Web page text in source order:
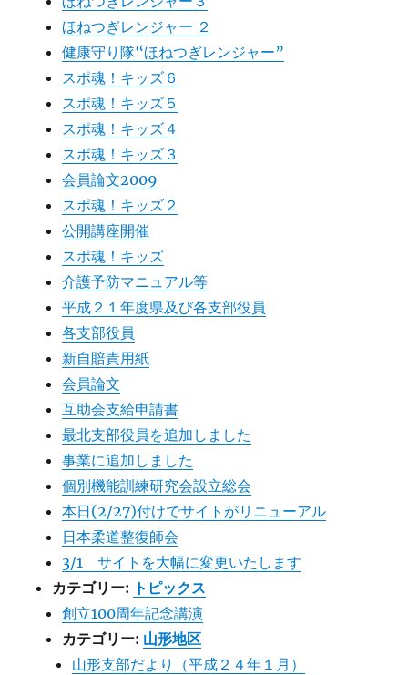
ほねつぎレンジャー ２
健康守り隊“ほねつぎレンジャー”
スポ魂！キッズ６
スポ魂！キッズ５
スポ魂！キッズ４
スポ魂！キッズ３
会員論文2009
スポ魂！キッズ２
公開講座開催
スポ魂！キッズ
介護予防マニュアル等
平成２１年度県及び各支部役員
各支部役員
新自賠責用紙
会員論文
互助会支給申請書
最北支部役員を追加しました
事業に追加しました
個別機能訓練研究会設立総会
本日(2/27)付けでサイトがリニューアル
日本柔道整復師会
3/1 サイトを大幅に変更いたします
カテゴリー: トピックス
創立100周年記念講演
カテゴリー: 山形地区
山形支部だより（平成２４年１月）